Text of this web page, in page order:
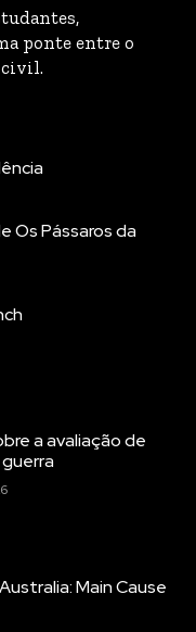
ponte entre o
civil.
Os Pássaros da
a avaliação de
Main Cause